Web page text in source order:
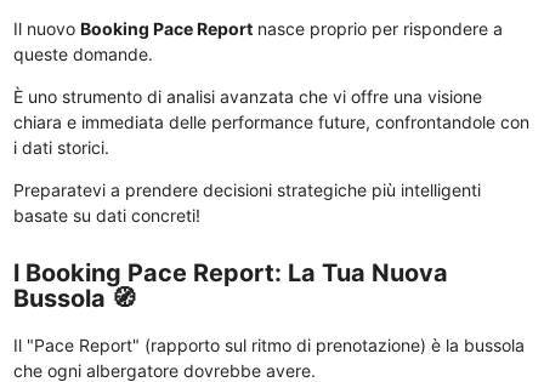
Il nuovo Booking Pace Reportnasce proprio per rispondere a
queste domande.
È uno strumento di analisi avanzata che vi offre una visione
chiara e immediata delle performance future, confrontandole con
i dati storici.
Preparatevi a prendere decisioni strategiche più intelligenti
basate su dati concreti!
l Booking Pace Report: La Tua Nuova
Bussola 🧭
Il "Pace Report" (rapporto sul ritmo di prenotazione) è la bussola
che ogni albergatore dovrebbe avere.